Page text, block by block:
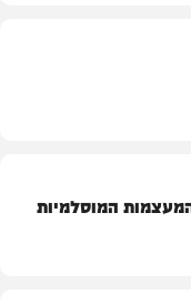
המוסלמיות